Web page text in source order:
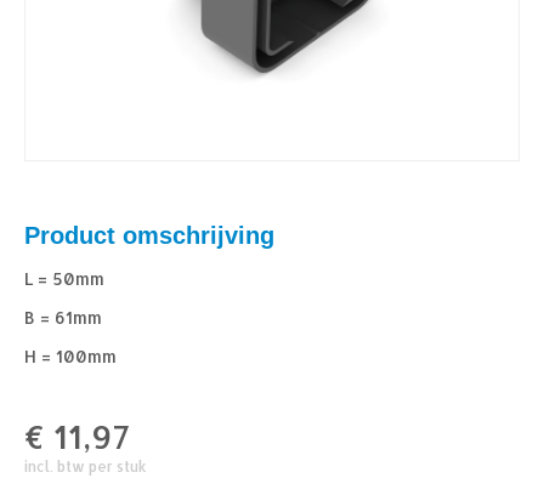
Product omschrijving
L = 50mm
B = 61mm
H = 100mm
€ 11,97
incl. btw per stuk